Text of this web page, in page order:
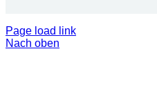
Page load link
Nach oben